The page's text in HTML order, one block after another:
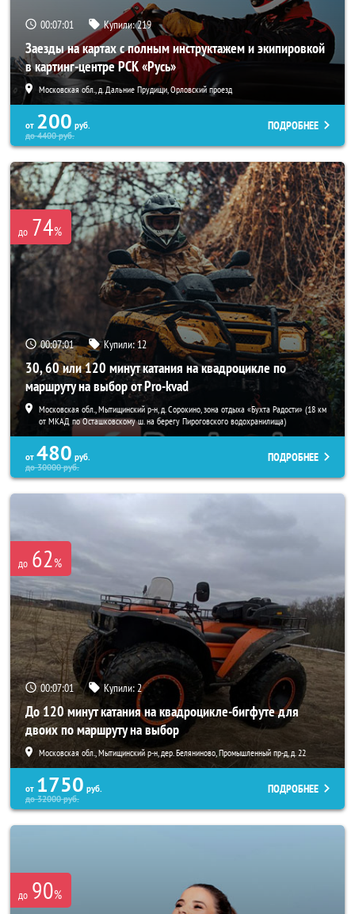
00:06:58 Купили:219
Заезды на картах с полным инструктажем и экипировкой
в картинг-центре РСК «Русь»
Московская обл., д. Дальние Прудищи, Орловский проезд
от 200 руб.
до4400руб.
ПОДРОБНЕЕ
до 74%
00:06:58 Купили:12
30, 60 или 120 минут катания на квадроцикле по
маршруту на выбор от Pro-kvad
Московская обл., Мытищинский р-н, д. Сорокино, зона отдыха «Бухта Радости» (18 км
от МКАД по Осташковскому ш. на берегу Пироговского водохранилища)
от 480 руб.
до30000руб.
ПОДРОБНЕЕ
до 62%
00:06:58 Купили:2
До 120 минут катания на квадроцикле-бигфуте для
двоих по маршруту на выбор
Московская обл., Мытищинский р-н, дер. Беляниново, Промышленный пр-д, д. 22
от 1750 руб.
до32000руб.
ПОДРОБНЕЕ
до 90%